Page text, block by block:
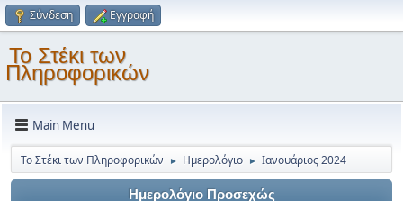
Σύνδεση Εγγραφή
Το Στέκι των
Πληροφορικών
Main Menu
Το Στέκι των Πληροφορικών ► Ημερολόγιο ► Ιανουάριος 2024
Ημερολόγιο Προσεχώς